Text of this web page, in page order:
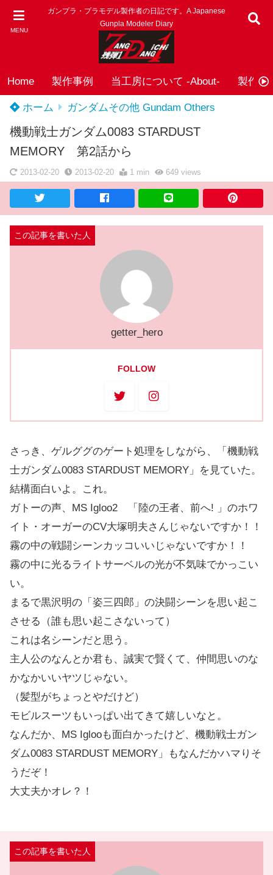
MENU
ガンプラ・プラモデル製作者の日記です。A Japanese
Gunpla Modeler Diary
Home 製作事例 当工房について -About- 製作依
ホーム ガンダムその他 Gundam Others
機動戦士ガンダム0083 STARDUST
MEMORY 第2話から
2013-02-20 2013-02-20 1 min 649views
getter_hero
FOLLOW
さっき、ゲルググのゲート処理をしながら、「機動戦
士ガンダム0083 STARDUST MEMORY」を見ていた。
結構面白いよ。これ。
ガトーの声、MS Igloo2 「陸の王者、前へ! 」のホワ
イト・オーガーのCV大塚明夫さんじゃないですか！！
霧の中の戦闘シーンカッコいいじゃないですか！！
霧の中に光るライトサーベルの光が不気味でかっこい
い。
まるで黒沢明の「姿三四郎」の決闘シーンを思い起こ
させる（誰も思い起こさないって）
これは名シーンだと思う。
主人公のなんとか君も、誠実で賢くて、仲間思いのな
かなかいいヤツじゃない。
（髪型がちょっとやだけど）
モビルスーツもいっぱい出てきて嬉しいなと。
なんだか、MS Iglooも面白かったけど、機動戦士ガン
ダム0083 STARDUST MEMORY」もなんだかハマりそ
うだぞ！
大丈夫かオレ？！